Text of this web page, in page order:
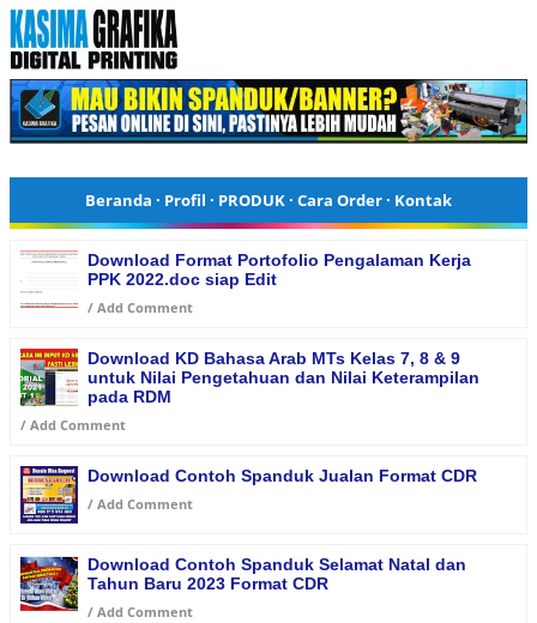
Beranda · Profil · PRODUK· Cara Order· Kontak
Download Format Portofolio Pengalaman Kerja
PPK 2022.doc siap Edit
/ Add Comment
Download KD Bahasa Arab MTs Kelas 7, 8 & 9
untuk Nilai Pengetahuan dan Nilai Keterampilan
pada RDM
/ Add Comment
Download Contoh Spanduk Jualan Format CDR
/ Add Comment
Download Contoh Spanduk Selamat Natal dan
Tahun Baru 2023 Format CDR
/ Add Comment